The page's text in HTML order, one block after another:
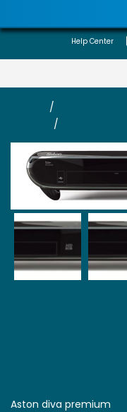
Help Center
/
/
Aston diva premium